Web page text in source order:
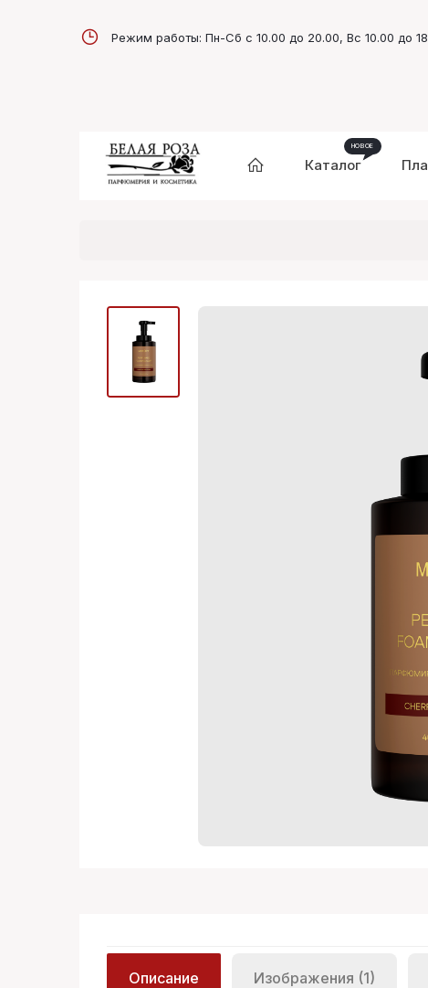
Режим работы: Пн-Сб с 10.00 до 20.00, Вс 10.00 до
Каталог
Описание Изображения (1)